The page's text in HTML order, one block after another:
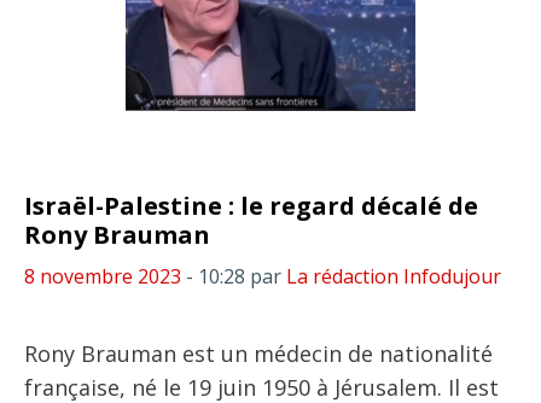
Israël-Palestine : le regard décalé de
Rony Brauman
8 novembre 2023 - 10:28 par La rédaction Infodujour
Rony Brauman est un médecin de nationalité
française, né le 19 juin 1950 à Jérusalem. Il est